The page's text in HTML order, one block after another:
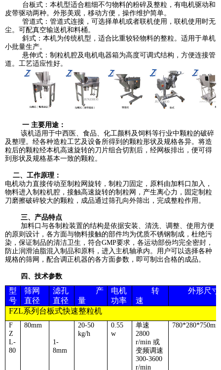
台板式：本机型适合粗细不匀物料的粉碎及整粒，有电机驱动和
皮带驱动两种。外形美观，移动方便，操作维护简单。
管道式：管道式连接，可选择单机或者联机使用，联机使用时无
尘。可配真空输送机和料桶。
斜式：本机为传统机型，适合比重较轻物料的整粒。适用于单机
小批量生产。
悬伸式：制粒机腔及电机电器箱为高度可调式结构，方便连接管
道。工艺适应性好。
一 主要用途：
该机适用于中西医、食品、化工颜料及饲料等行业中颗粒的破碎
及整理。经各种造粒工艺及设备所得到的颗粒形状及规格各异。将造
粒后的颗粒经本机高速旋转的刀片组合切割后，经网板排出，便可得
到形状及规格基本一致的颗粒。
二、工作原理：
电机动力直接传动至制粒网旋转，制粒刀固定，原料由加料口加入，
物料进入制粒机腔，接触高速旋转的制粒网，产生离心力，固定制粒
刀磨擦破碎较大的颗粒，成品通过筛孔向外筛出，完成整粒作用。
三、产品特点
加料口与各制粒装置的结构是依据安装、清洗、调整、使用方便
的原则设计，各方面与物料接触的部件均为优质不锈钢制成，杜绝污
染，保证制品的清洁卫生，符合GMP要求，各运动部份均完全密封，
防止润滑油脂混入制品和原料，进入主机轴承内。用户可以选择各种
规格的筛网，配合调正机器的各方面参数，即可制出合格的成品。
四、技术参数
型
号
筛网
直径
滤孔
直径
产
量
电机
功率
转
速
外形尺寸
FZL系列台板式快速整粒机
F
Z
L-
80
80mm
1-
8mm
20-50
kg/h
0.55
w
单速
2800
r/min 或
变频调速
300-3600
r/min
780*280*750mm